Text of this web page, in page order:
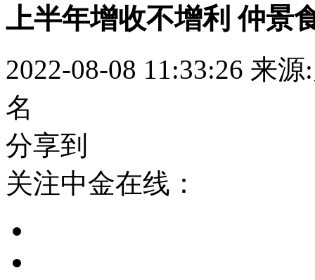
上半年增收不增利 仲景
2022-08-08 11:33:26 来源
名
分享到
关注中金在线：